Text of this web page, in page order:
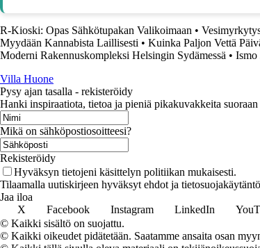
R-Kioski: Opas Sähkötupakan Valikoimaan •
Myydään Kannabista Laillisesti • Kuinka Paljon Vettä
Moderni Rakennuskompleksi Helsingin Sydämessä • Ismo
Villa Huone
Pysy ajan tasalla - rekisteröidy
Hanki inspiraatiota, tietoa ja pieniä pikakuvakkeita
Mikä on sähköpostiosoitteesi?
Rekisteröidy
Hyväksyn tietojeni käsittelyn politiikan mukaisesti.
Tilaamalla uutiskirjeen hyväksyt ehdot ja
Jaa iloa
X
Facebook Instagram LinkedIn
© Kaikki sisältö on suojattu.
© Kaikki oikeudet pidätetään. Saatamme ansaita osan